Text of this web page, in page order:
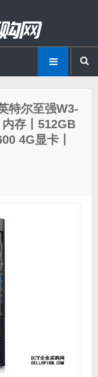
特尔至强W3-
存丨512GB
4G显卡丨